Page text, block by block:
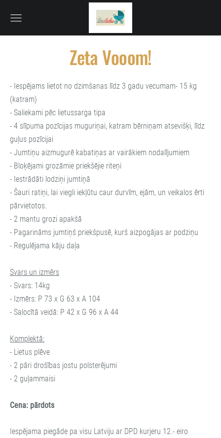
Zeta Vooom!
- Iespējams lietot no dzimšanas līdz 3 gadu vecumam- 15 kg
(katram)
- Saliekami pēc lietussarga tipa
- 4 slīpuma pozīcijas muguriņai, katram bērniņam atsevišķi, līdz
guļus pozīcijai
- Jumtiņu aizmugurē kabatiņas ar vairākiem nodalījumiem
- Bloķējami grozāmie priekšējie riteņi
- Iestrādāti lodziņi jumtiņā
- Šauri ratiņi, lai viegli iekļūtu caur durvīm, ejām, un veikalos ērti
pārvietotos.
- 2 mantu grozi apakšā
- Pagarināms jumtiņš priekšpusē, kurš aizpogājas ar podziņu
- Regulējama kāju daļa
Svars un izmērs
- Svars: 14kg
- Izmērs: P 73 x G 63 x A 104
- Salocītā veidā: P 42 x G 96 x A 44
Komplektā:
- Lietus plēve
- 2 pāri drošības jostu polsterējumi
- 2 guļammaisi
Cena: pārdots
Iespējama piegāde pa visu Latviju ar DPD kurjeru 12.- eiro